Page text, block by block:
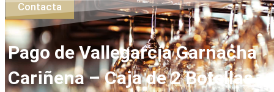
Contacta
Pago de Vallegarcía Garnacha
Cariñena – Caja de 2 Botellas